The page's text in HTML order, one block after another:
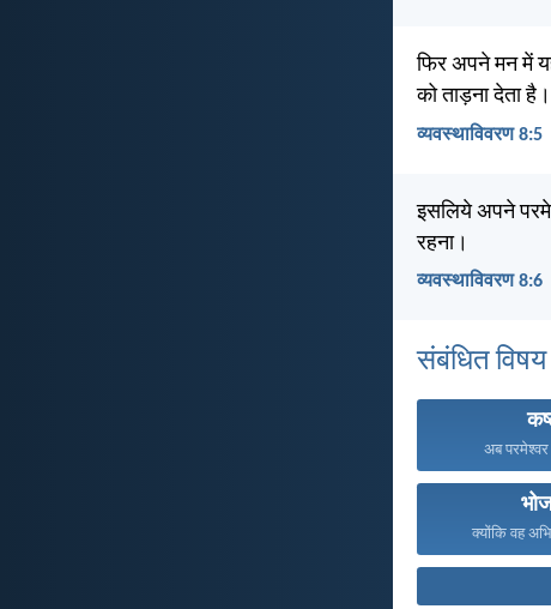
फिर अपने मन में
को ताड़ना देता है।
व्यवस्थाविवरण 8:5
इसलिये अपने
रहना।
व्यवस्थाविवरण 8:6
संबंधित विषय
अब परमेश्वर
क्योंकि वह